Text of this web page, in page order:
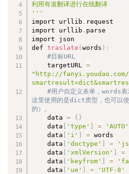
利用有道翻译进行在线翻译
' ''
import urllib . request
import urllib . parse
import json
def traslate (words ) :
#目标URL
    targetURL
=
"http://
#用户自定义表单，words表
这里使用的是dict类型，也可以
的）。
    data
= { }
    data
'type' =
'AUTO'
    data
'i' = words
    data
'doctype' =
    data
'xmlVersion' =
    data
'keyfrom' =
    data
'ue' =
'UTF-8'